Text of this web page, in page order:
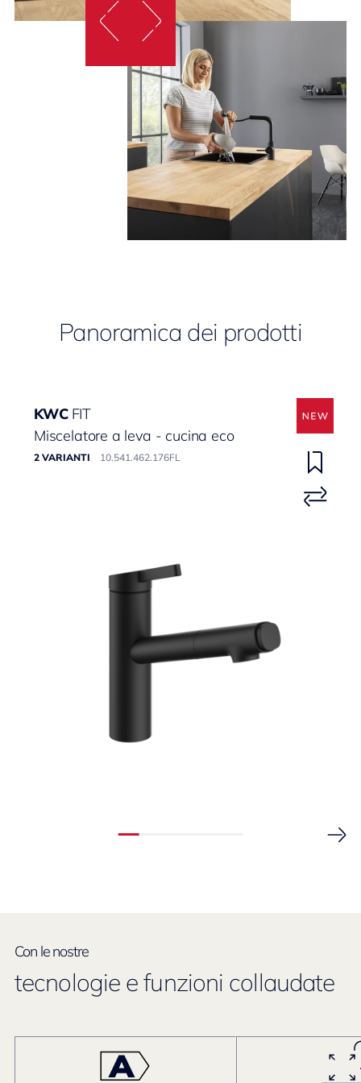
Panoramica dei prodotti
KWC FIT
Miscelatore a leva - cucina eco
2 VARIANTI 10.541.462.176FL
Con le nostre
tecnologie e funzioni collaudate